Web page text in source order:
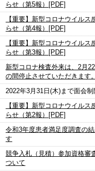
らせ（第5報）[PDF]
【重要】新型コロナウイルス
らせ（第4報）[PDF]
【重要】新型コロナウイルス
らせ（第3報）[PDF]
新型コロナ検査外来は、2月
の間停止させていただきます。
2022年3月31日(木)まで面会
【重要】新型コロナウイルス
らせ（第2報）[PDF]
令和3年度患者満足度調査の
す
競争入札（見積）参加資格審
ついて